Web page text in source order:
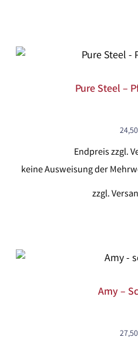
Pure Steel –
24,50
Endpreis zzgl.
keine Ausweisung der
zzgl.
Amy –
27,50